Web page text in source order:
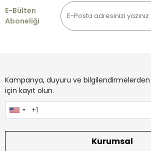
E-Bülten
Aboneliği
Kampanya, duyuru ve
için kayıt olun.
Kurumsal